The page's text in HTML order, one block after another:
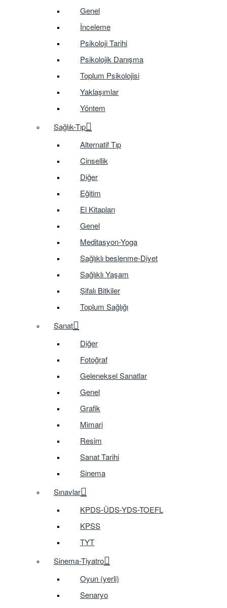
Genel
İnceleme
Psikoloji Tarihi
Psikolojik Danışma
Toplum Psikolojisi
Yaklaşımlar
Yöntem
Sağlık-Tıp
Alternatif Tıp
Cinsellik
Diğer
Eğitim
El Kitapları
Genel
Meditasyon-Yoga
Sağlıklı beslenme-Diyet
Sağlıklı Yaşam
Şifalı Bitkiler
Toplum Sağlığı
Sanat
Diğer
Fotoğraf
Geleneksel Sanatlar
Genel
Grafik
Mimari
Resim
Sanat Tarihi
Sinema
Sınavlar
KPDS-ÜDS-YDS-TOEFL
KPSS
TYT
Sinema-Tiyatro
Oyun (yerli)
Senaryo